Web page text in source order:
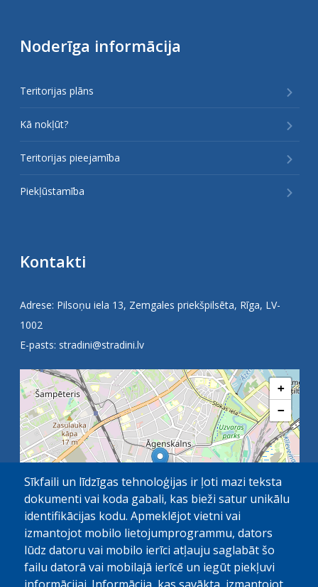
Noderīga informācija
Teritorijas plāns
Kā nokļūt?
Teritorijas pieejamība
Piekļūstamība
Kontakti
Adrese: Pilsoņu iela 13, Zemgales priekšpilsēta, Rīga, LV-
1002
E-pasts: stradini@stradini.lv
+
−
1 km OpenStreetMap contributors
Sīkfaili un līdzīgas tehnoloģijas ir ļoti mazi teksta
dokumenti vai koda gabali, kas bieži satur unikālu
identifikācijas kodu. Apmeklējot vietni vai
izmantojot mobilo lietojumprogrammu, dators
lūdz datoru vai mobilo ierīci atļauju saglabāt šo
failu datorā vai mobilajā ierīcē un iegūt piekļuvi